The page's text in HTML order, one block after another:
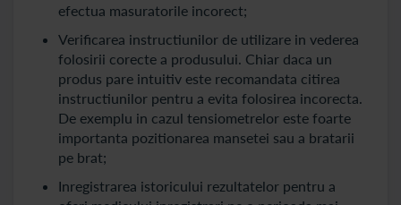
efectua masuratorile incorect;
Verificarea instructiunilor de utilizare in vederea
folosirii corecte a produsului. Chiar daca un
produs pare intuitiv este recomandata citirea
instructiunilor pentru a evita folosirea incorecta.
De exemplu in cazul tensiometrelor este foarte
importanta pozitionarea mansetei sau a bratarii
pe brat;
Inregistrarea istoricului rezultatelor pentru a